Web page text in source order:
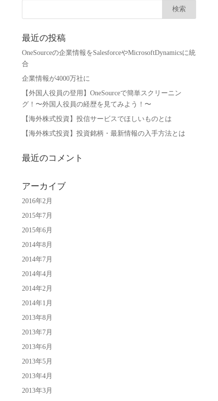
最近の投稿
OneSourceの企業情報をSalesforceやMicrosoftDynamicsに統
合
企業情報が4000万社に
【外国人役員の登用】OneSourceで簡単スクリーニン
グ！〜外国人役員の経歴を見てみよう！〜
【海外株式投資】投信サービスでほしいものとは
【海外株式投資】投資銘柄・最新情報の入手方法とは
最近のコメント
アーカイブ
2016年2月
2015年7月
2015年6月
2014年8月
2014年7月
2014年4月
2014年2月
2014年1月
2013年8月
2013年7月
2013年6月
2013年5月
2013年4月
2013年3月